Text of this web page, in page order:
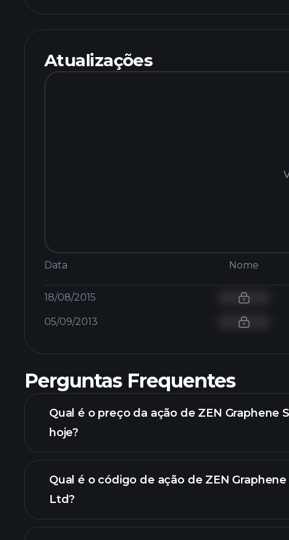
Atualizações
Data Nome
18/08/2015
05/09/2013
Perguntas Frequentes
Qual é o preço da ação de ZEN Graphene
hoje?
Qual é o código de ação de ZEN
Ltd?